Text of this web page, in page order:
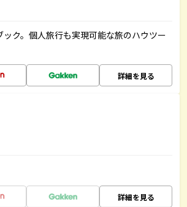
ク。個人旅行も実現可能な旅のハウツー
詳細を見る
詳細を見る